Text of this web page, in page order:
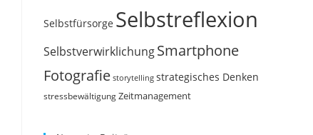
Selbstfürsorge Selbstreflexion
SelbstverwirklichungSmartphone
Fotografie storytelling strategisches Denken
stressbewältigung Zeitmanagement